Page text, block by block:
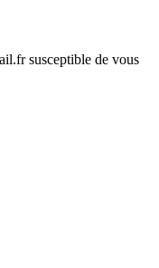
susceptible de vous